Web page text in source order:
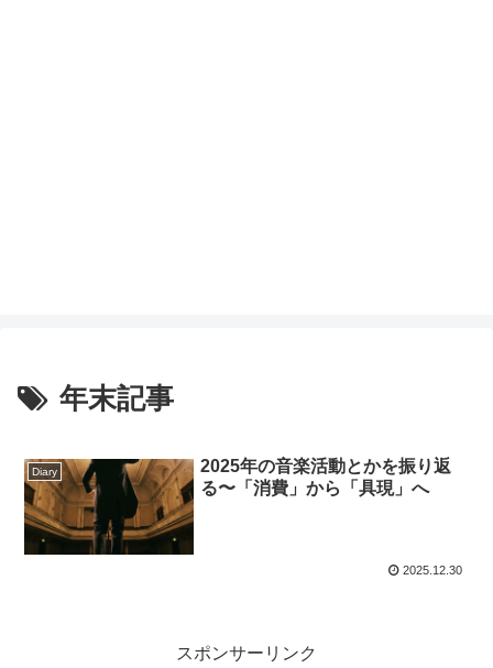
年末記事
Diary
2025年の音楽活動とかを振り返
る〜「消費」から「具現」へ
2025.12.30
スポンサーリンク